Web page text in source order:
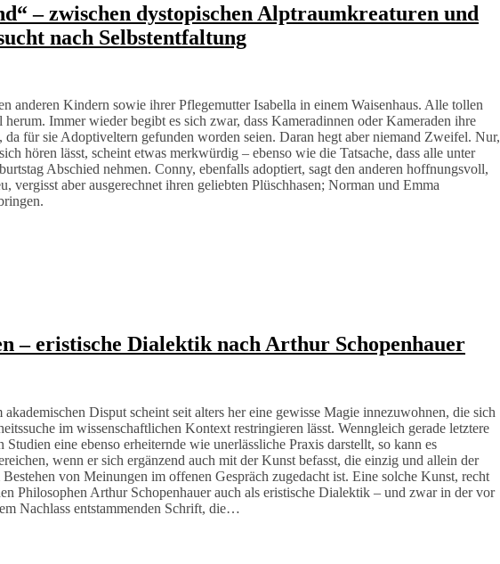
– zwischen dystopischen Alptraumkreaturen und
nach Selbstentfaltung
anderen Kindern sowie ihrer Pflegemutter Isabella in einem Waisenhaus. Alle tollen
Immer wieder begibt es sich zwar, dass Kameradinnen oder Kameraden ihre
da für sie Adoptiveltern gefunden worden seien. Daran hegt aber niemand Zweifel. Nur,
hören lässt, scheint etwas merkwürdig – ebenso wie die Tatsache, dass alle unter
Abschied nehmen. Conny, ebenfalls adoptiert, sagt den anderen hoffnungsvoll,
vergisst aber ausgerechnet ihren geliebten Plüschhasen; Norman und Emma
– eristische Dialektik nach Arthur Schopenhauer
Disput scheint seit alters her eine gewisse Magie innezuwohnen, die sich
im wissenschaftlichen Kontext restringieren lässt. Wenngleich gerade letztere
Studien eine ebenso erheiternde wie unerlässliche Praxis darstellt, so kann es
wenn er sich ergänzend auch mit der Kunst befasst, die einzig und allein der
von Meinungen im offenen Gespräch zugedacht ist. Eine solche Kunst, recht
Philosophen Arthur Schopenhauer auch als eristische Dialektik – und zwar in der vor
Nachlass entstammenden Schrift, die…